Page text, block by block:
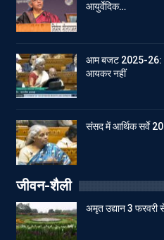
आयुर्वेदिक…
आम बजट 2025-26:
आयकर नहीं
संसद में आर्थिक सर्वे
जीवन-शैली
अमृत उद्यान 3 फरवरी